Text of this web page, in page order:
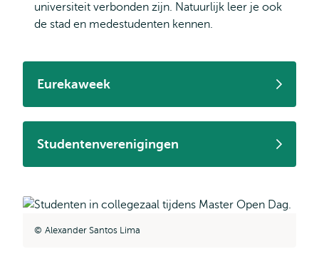
universiteit verbonden zijn. Natuurlijk leer je ook
de stad en medestudenten kennen.
Eurekaweek
Studentenverenigingen
Alexander Santos Lima